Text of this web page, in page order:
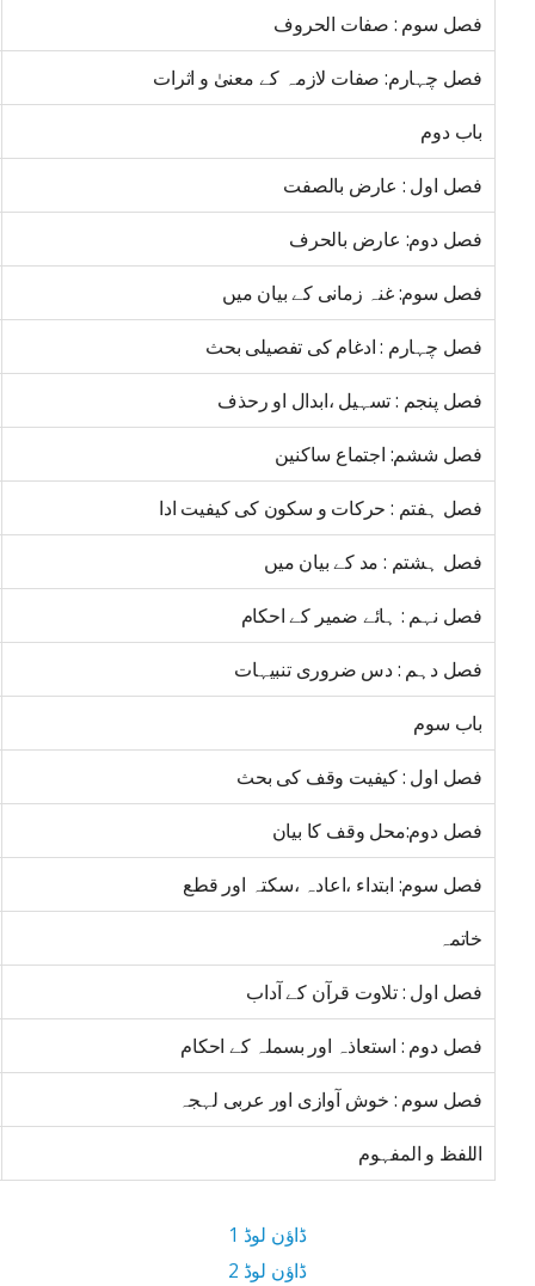
فصل سوم : صفات الحروف
فصل چہارم: صفات لازمہ کے معنیٰ و اثرات
باب دوم
فصل اول : عارض بالصفت
فصل دوم: عارض بالحرف
فصل سوم: غنہ زمانی کے بیان میں
فصل چہارم : ادغام کی تفصیلی بحث
فصل پنجم : تسہیل ،ابدال او رحذف
فصل ششم: اجتماع ساکنین
فصل ہفتم : حرکات و سکون کی کیفیت ادا
فصل ہشتم : مد کے بیان میں
فصل نہم : ہائے ضمیر کے احکام
فصل دہم : دس ضروری تنبیہات
باب سوم
فصل اول : کیفیت وقف کی بحث
فصل دوم:محل وقف کا بیان
فصل سوم: ابتداء ،اعادہ ،سکتہ اور قطع
خاتمہ
فصل اول : تلاوت قرآن کے آداب
فصل دوم : استعاذہ اور بسملہ کے احکام
فصل سوم : خوش آوازی اور عربی لہجہ
اللفظ و المفہوم
ڈاؤن لوڈ 1
ڈاؤن لوڈ 2